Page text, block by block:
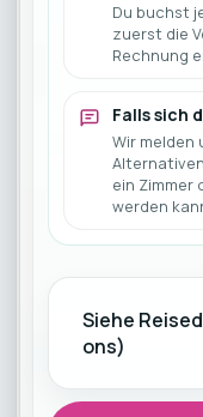
Du buchst
zuerst die
Rechnung
Falls sich
Wir melden
ein
werden
Siehe
ons)